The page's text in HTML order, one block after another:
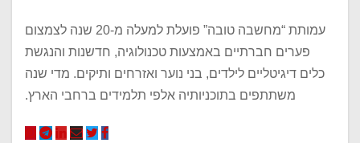
עמותת “מחשבה טובה” פועלת למעלה מ-20 שנה לצמצום
פערים חברתיים באמצעות טכנולוגיה, חדשנות והנגשת
כלים דיגיטליים לילדים, בני נוער ואזרחים ותיקים. מדי שנה
משתתפים בתוכניותיה אלפי תלמידים ברחבי הארץ.